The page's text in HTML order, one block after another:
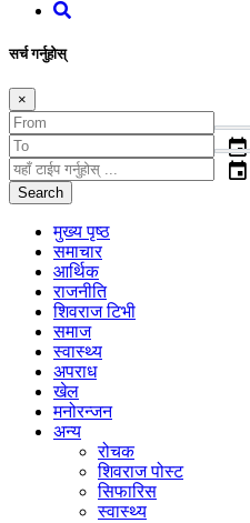
सर्च गर्नुहोस्
×
event
event
Search
मुख्य पृष्ठ
समाचार
आर्थिक
राजनीति
शिवराज टिभी
समाज
स्वास्थ्य
अपराध
खेल
मनोरन्जन
अन्य
रोचक
शिवराज पोस्ट
सिफारिस
स्वास्थ्य